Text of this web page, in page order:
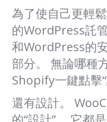
為了使自己更輕
的WordPress託
和WordPress的
部分。 無論哪種
Shopify一鍵點擊“
還有設計。